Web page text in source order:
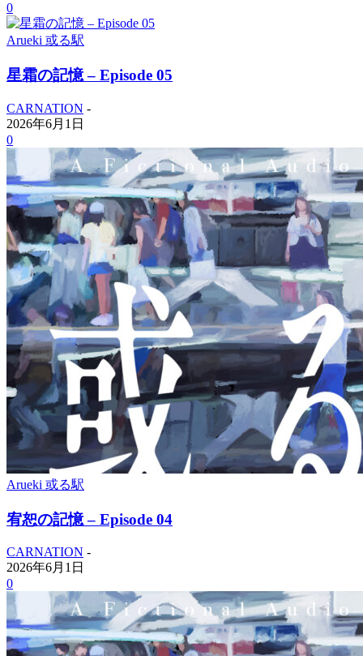
0
Arueki 或る駅
星霜の記憶 – Episode 05
CARNATION -
2026年6月1日
0
Arueki 或る駅
宥恕の記憶 – Episode 04
CARNATION -
2026年6月1日
0